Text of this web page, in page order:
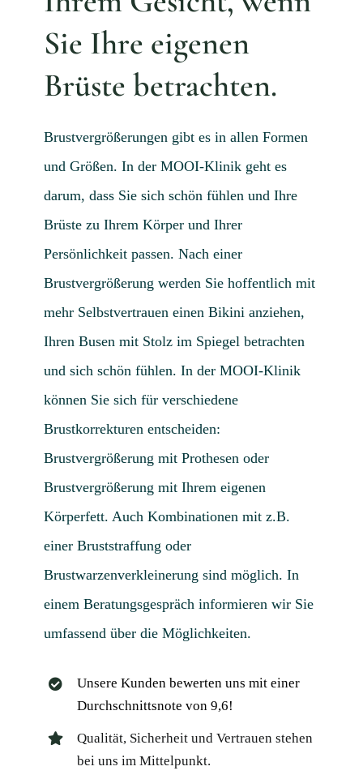
Sie Ihre eigenen
Brüste betrachten.
Brustvergrößerungen gibt es in allen Formen
und Größen. In der MOOI-Klinik geht es
darum, dass Sie sich schön fühlen und Ihre
Brüste zu Ihrem Körper und Ihrer
Persönlichkeit passen. Nach einer
Brustvergrößerung werden Sie hoffentlich mit
mehr Selbstvertrauen einen Bikini anziehen,
Ihren Busen mit Stolz im Spiegel betrachten
und sich schön fühlen. In der MOOI-Klinik
können Sie sich für verschiedene
Brustkorrekturen entscheiden:
Brustvergrößerung mit Prothesen oder
Brustvergrößerung mit Ihrem eigenen
Körperfett. Auch Kombinationen mit z.B.
einer Bruststraffung oder
Brustwarzenverkleinerung sind möglich. In
einem Beratungsgespräch informieren wir Sie
umfassend über die Möglichkeiten.
Unsere Kunden bewerten uns mit einer
Durchschnittsnote von 9,6!
Qualität, Sicherheit und Vertrauen stehen
bei uns im Mittelpunkt.